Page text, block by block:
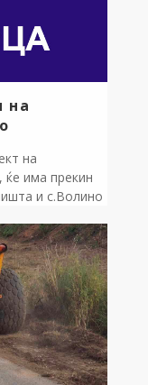
на
на
има прекин
и с.Волино
дејност